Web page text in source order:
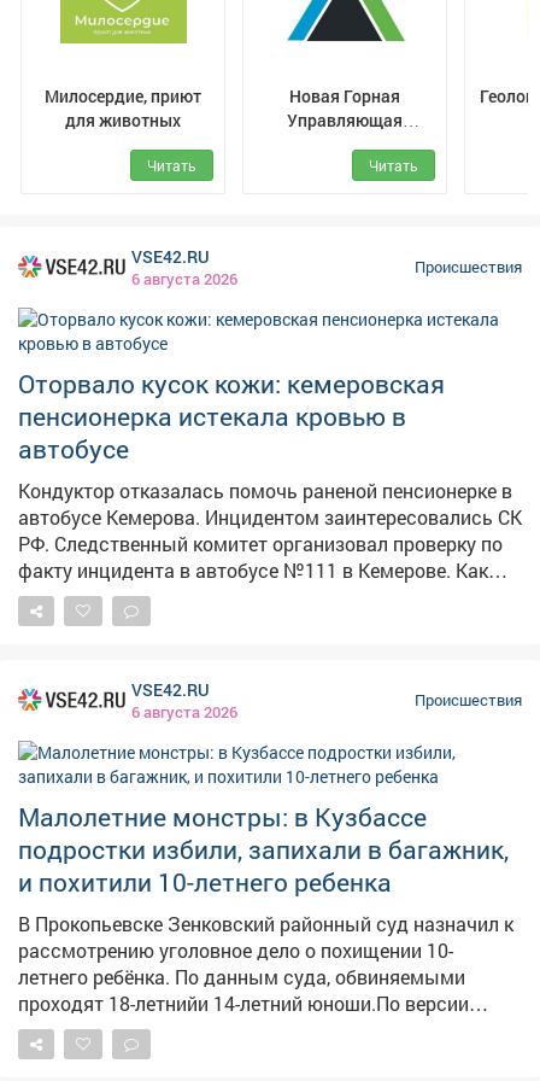
повлёкшем смерть двух лиц. Назначен комплекс
Милосердие, приют
для животных
Читать
Новая Горная
Управляющая
Читать
VSE42.RU
6 августа 2026
Происшествия
Оторвало кусок кожи: кемеровская
пенсионерка истекала кровью в
автобусе
Кондуктор отказалась помочь раненой пенсионерке в
автобусе Кемерова. Инцидентом заинтересовались СК
РФ. Следственный комитет организовал проверку по
факту инцидента в автобусе №111 в Кемерове. Как
сообщает Информационный центр СК России, 4
августа около 10:35 дверь автобуса зажала руку
спичечный коробок иначалось сильное кровотечение.
Пассажиры попросили кондуктора дать аптечку и
остановить автобус у травмпункта, но, по их данным,
получили грубый отказ. Кондуктор якобы заявила, что
в случившемся виноваты сами пассажиры. Людям
пришлось самостоятельно перевязывать рану
подручными средствами – даже бинта им не дали.
Председатель Следственного комитета Александр
Бастрыкин поручил и.о. руководителя кузбасского
управления Александру Кустову доложить о
результатах проверки. Исполнение поручения
поставлено на контроль в центральном аппарате
VSE42.RU
6 августа 2026
Происшествия
Малолетние монстры: в Кузбассе
подростки избили, запихали в багажник,
и похитили 10-летнего ребенка
В Прокопьевске Зенковский районный суд назначил к
рассмотрению уголовное дело о похищении 10-
летнего ребёнка. По данным суда, обвиняемыми
проходят 18-летнийи 14-летний юноши.По версии
следствия, они совместно применили силу к мальчику,
заставили его залезть в багажник автомобиля ВАЗ и